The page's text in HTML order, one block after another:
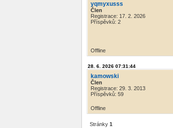
yqmyxusss
Člen
Registrace: 17. 2. 2026
Příspěvků: 2
Offline
28. 6. 2026 07:31:44
kamowski
Člen
Registrace: 29. 3. 2013
Příspěvků: 59
Offline
Stránky 1